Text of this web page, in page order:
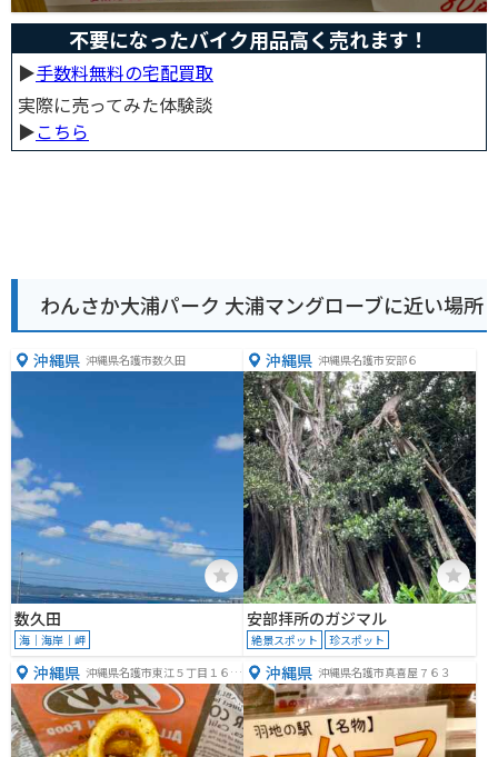
不要になったバイク用品高く売れます！
▶︎手数料無料の宅配買取
実際に売ってみた体験談
▶︎こちら
わんさか大浦パーク 大浦マングローブに近い場所
沖縄県 沖縄県名護市数久田
数久田
海｜海岸｜岬
沖縄県 沖縄県名護市安部６
安部拝所のガジマル
絶景スポット 珍スポット
沖縄県 沖縄県名護市東江５丁目１６
−１２
沖縄県 沖縄県名護市真喜屋７６３